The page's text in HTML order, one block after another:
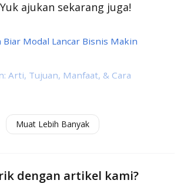
ajukan sekarang juga!
Biar Modal Lancar Bisnis Makin
Arti, Tujuan, Manfaat, & Cara
Muat Lebih Banyak
dengan artikel kami?